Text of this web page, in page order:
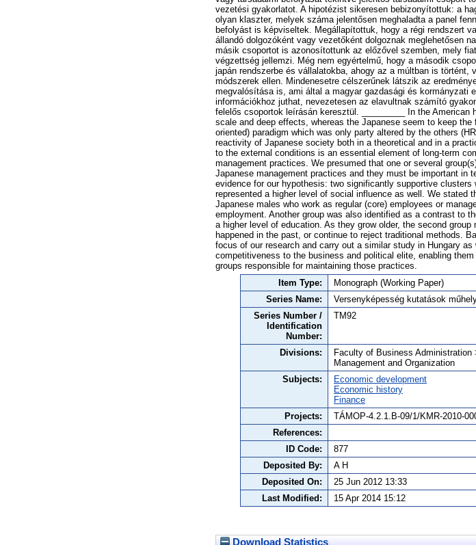
vezetési gyakorlatot. A hipotézist sikeresen bebizonyítottuk: a
olyan klaszter, melyek száma jelentősen meghaladta a panel
befolyást is képviseltek. Megállapítottuk, hogy a régi rendszert
állandó dolgozóként vagy vezetőként dolgoznak meglehetősen
másik csoportot is azonosítottunk az előzővel szemben, mely
végzettség jellemzi. Még nem egyértelmű, hogy a második
japán rendszerbe és vállalatokba, ahogy az a múltban is történt,
módszerek ellen. Mindenesetre célszerűnek látszik az
megvalósítása is, ami által a magyar gazdasági és kormányzati
információkhoz juthat, nevezetesen az elavultnak számító
felelős csoportok leírásán keresztül. _________ In the American
scale and deep effects, whereas the Japanese seem to keep
oriented) paradigm which was only party altered by the others
reactivity of Japanese society both in a theoretical and in a
to the external conditions is an essential element of long-term
management practices. We presumed that one or several
Japanese management practices and they must be important in
evidence for our hypothesis: two significantly supportive
represented a higher level of social influence as well. We stated
Japanese males who work as regular (core) employees or
employment. Another group was also identified as a contrast to
a higher level of education. As they grow older, the second
happened in the past, or continue to reject traditional methods.
focus of our research and carry out a similar study in Hungary
competitiveness to the business and political elite, enabling
groups responsible for maintaining those practices.
Item Type:
Monograph (Working Paper)
Series Name:
Versenyképesség kutatások
Series Number /
Identification
Number:
TM92
Divisions:
Faculty of Business
Management and Organization
Subjects:
Economic development
Economic history
Finance
Projects:
TÁMOP-4.2.1.B-09/1/KMR-2010-
References:
ID Code:
877
Deposited By:
A H
Deposited On:
25 Jun 2012 13:33
Last Modified:
15 Apr 2014 15:12
Download Statistics